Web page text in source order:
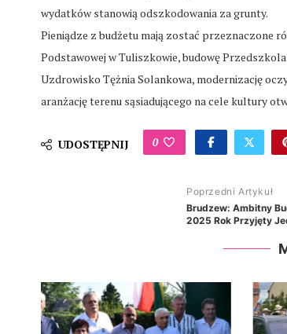
wydatków stanowią odszkodowania za grunty.
Pieniądze z budżetu mają zostać przeznaczone
Podstawowej w Tuliszkowie, budowę
Uzdrowisko Tężnia Solankowa, modernizację
aranżację terenu sąsiadującego na cele kultury
UDOSTĘPNIJ 0
Poprzedni Artykuł
Brudzew: Ambitny
2025 Rok Przyjęty